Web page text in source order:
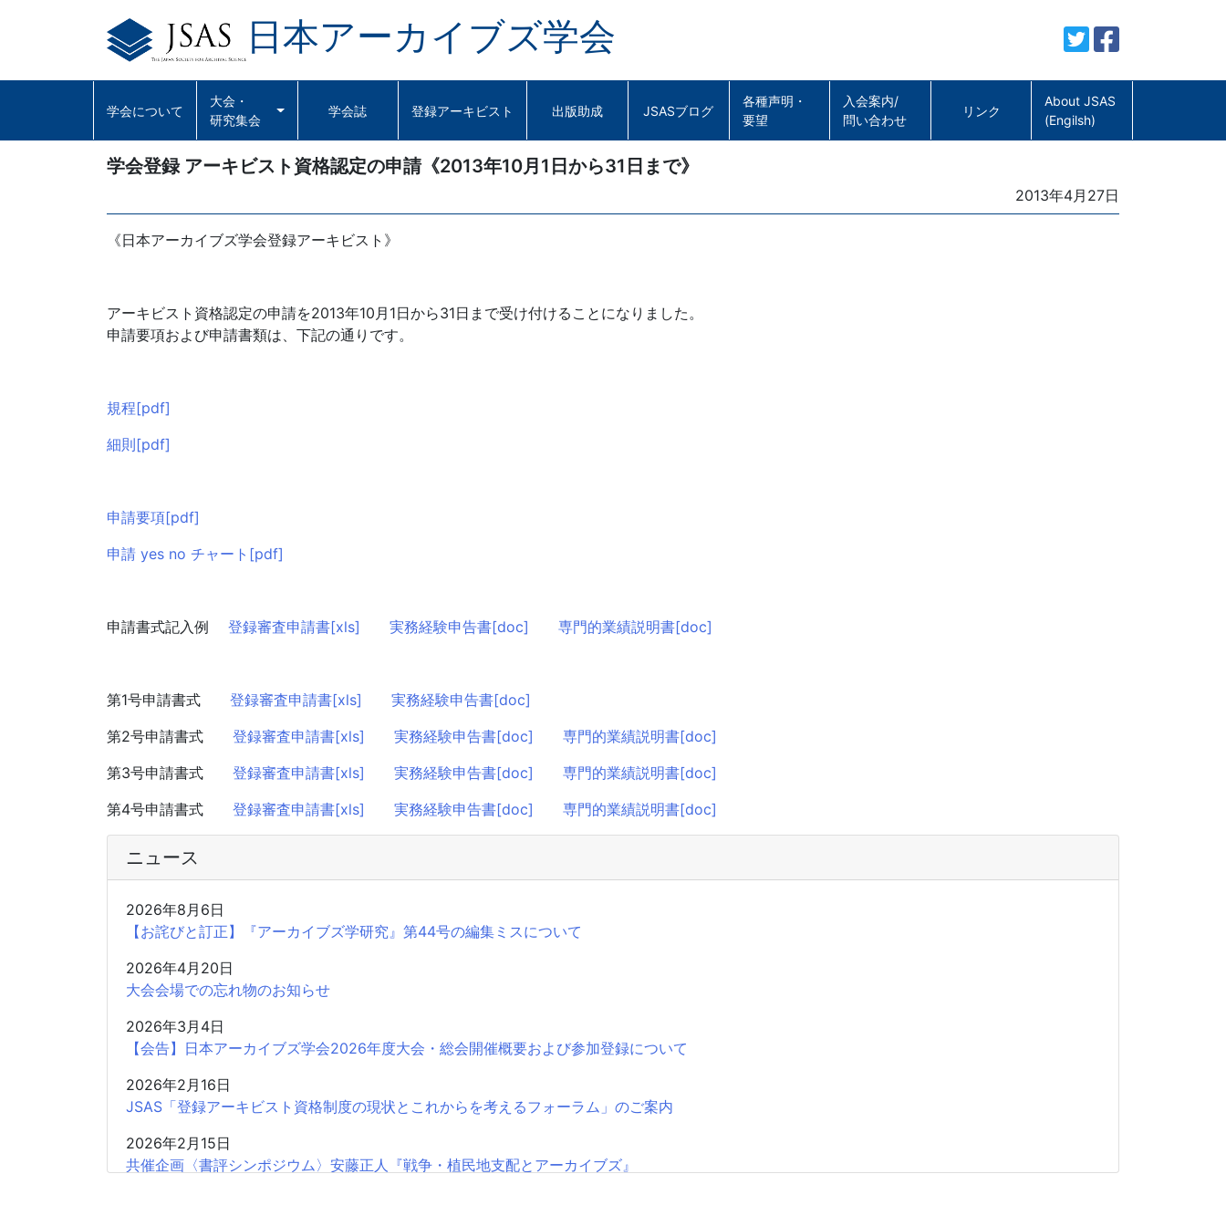
日本アーカイブズ学会
学会について
大会・
研究集会
学会誌 登録アーキビスト 出版助成 JSASブログ
各種声明・
要望
入会案内/
問い合わせ
リンク
About JSAS
(Engilsh)
学会登録 アーキビスト資格認定の申請《2013年10月1日から31日まで》
Posted
on
2013年4月27日
《日本アーカイブズ学会登録アーキビスト》
アーキビスト資格認定の申請を2013年10月1日から31日まで受け付けることになりました。
申請要項および申請書類は、下記の通りです。
規程[pdf]
細則[pdf]
申請要項[pdf]
申請 yes no チャート[pdf]
申請書式記入例 登録審査申請書[xls] 実務経験申告書[doc] 専門的業績説明書[doc]
第1号申請書式 登録審査申請書[xls]
実務経験申告書[doc]
第2号申請書式 登録審査申請書[xls] 実務経験申告書[doc]
専門的業績説明書[doc]
第3号申請書式 登録審査申請書[xls] 実務経験申告書[doc]
専門的業績説明書[doc]
第4号申請書式 登録審査申請書[xls] 実務経験申告書[doc] 専門的業績説明書[doc]
ニュース
2026年8月6日
【お詫びと訂正】『アーカイブズ学研究』第44号の編集ミスについて
2026年4月20日
大会会場での忘れ物のお知らせ
2026年3月4日
【会告】日本アーカイブズ学会2026年度大会・総会開催概要および参加登録について
2026年2月16日
JSAS「登録アーキビスト資格制度の現状とこれからを考えるフォーラム」のご案内
2026年2月15日
共催企画〈書評シンポジウム〉安藤正人『戦争・植民地支配とアーカイブズ』